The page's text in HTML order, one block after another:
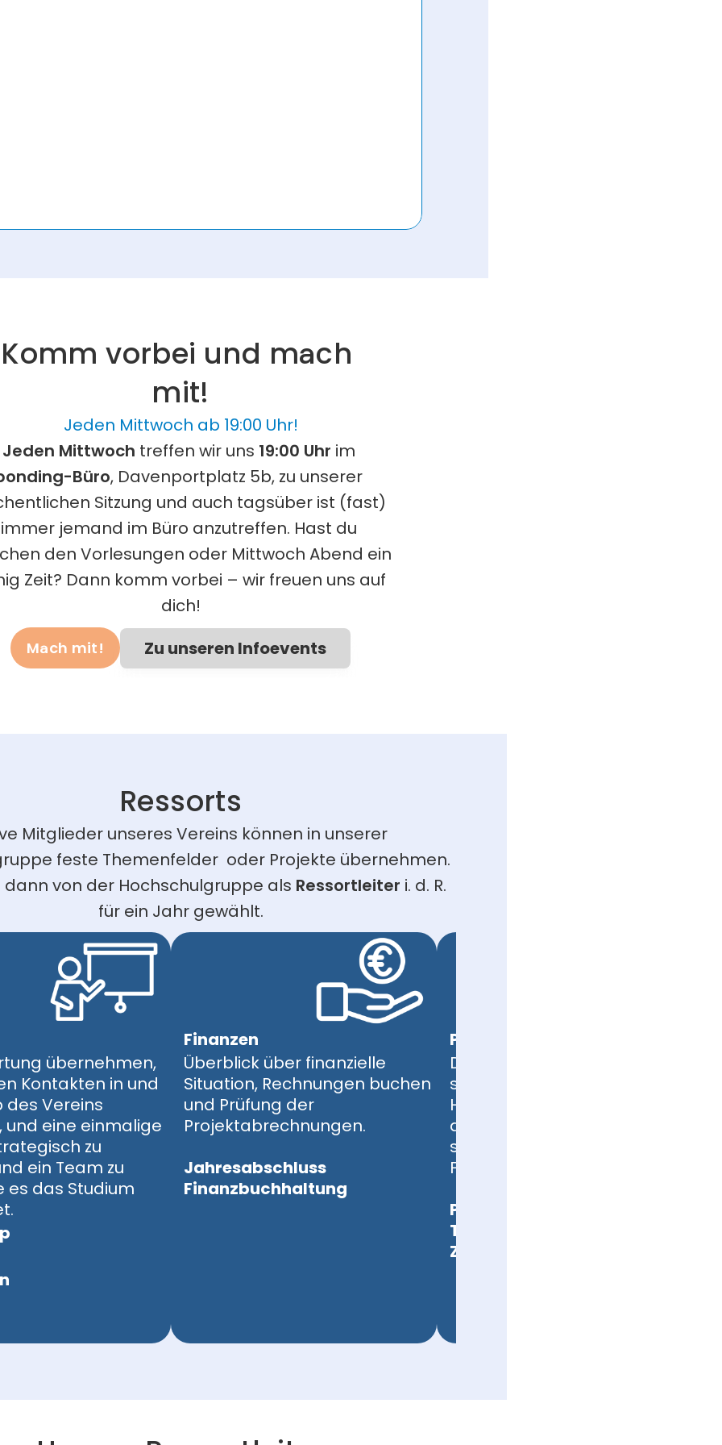
Komm vorbei und mach
mit!
Jeden Mittwoch ab 19:00 Uhr!
Jeden Mittwoch treffen wir uns 19:00 Uhr im
Büro, Davenportplatz 5b, zu unserer
Sitzung und auch tagsüber ist (fast)
immer jemand im Büro anzutreffen. Hast du
den Vorlesungen oder Mittwoch Abend ein
Zeit? Dann komm vorbei – wir freuen uns auf
dich!
Mach mit! Zu unseren Infoevents
Ressorts
Mitglieder unseres Vereins können in unserer
feste Themenfelder  oder Projekte übernehmen.
dann von der Hochschulgruppe als Ressortleiter i. d. R.
für ein Jahr gewählt.
übernehmen,
Kontakten in und
Vereins
und eine einmalige
zu
ein Team zu
es das Studium
Finanzen
Überblick über finanzielle
Situation, Rechnungen buchen
und Prüfung der
Projektabrechnungen.
‍Jahresabschluss
Finanzbuchhaltung
Projektleitung
Der Erfolg eines Großprojekts
steht und fällt mit der Leitung.
Hier kannst du zeigen, was in
dir steckt. Die größten Events
sind unsere jährlichen
Firmenkontaktmessen.
Projektmanagement
Teamführung
Zeit- und Selbstmanagement